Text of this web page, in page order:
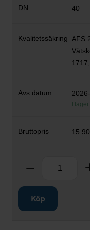
40
AFS
I lager
15
Ta bort
Köp